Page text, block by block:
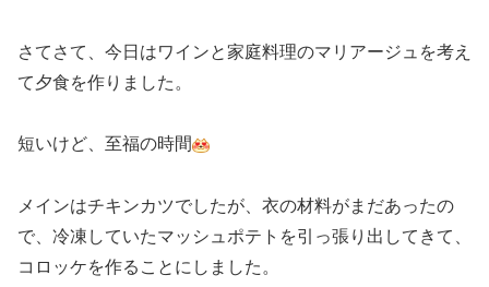
さてさて、今日はワインと家庭料理のマリアージュを考え
て夕食を作りました。
短いけど、至福の時間
メインはチキンカツでしたが、衣の材料がまだあったの
で、冷凍していたマッシュポテトを引っ張り出してきて、
コロッケを作ることにしました。